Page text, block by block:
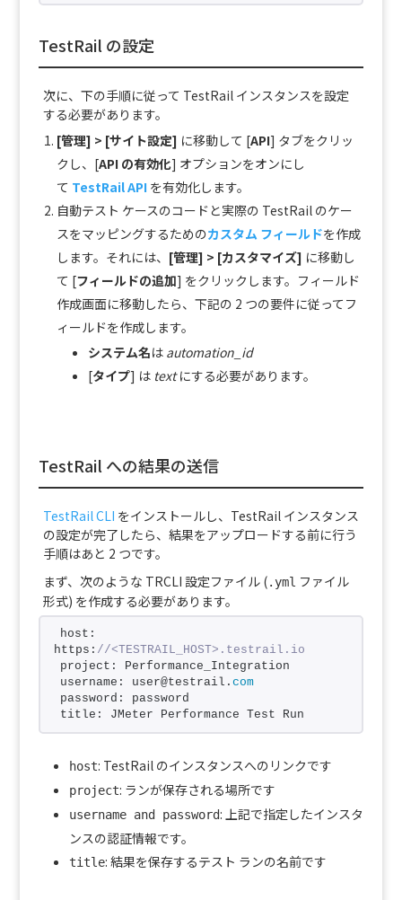
TestRail の設定
次に、下の手順に従って TestRail インスタンスを設定
する必要があります。
[管理] > [サイト設定] に移動して [API] タブをクリッ
クし、[API の有効化] オプションをオンにし
て TestRail API を有効化します。
自動テスト ケースのコードと実際の TestRail のケー
スをマッピングするためのカスタム フィールドを作成
します。それには、 [管理] > [カスタマイズ] に移動し
て [フィールドの追加] をクリックします。フィールド
作成画面に移動したら、下記の 2 つの要件に従ってフ
ィールドを作成します。
システム名は automation_id
[タイプ] は text にする必要があります。
TestRail への結果の送信
TestRail CLI をインストールし、TestRail インスタンス
の設定が完了したら、結果をアップロードする前に行う
手順はあと 2 つです。
まず、次のような TRCLI 設定ファイル (.yml ファイル
形式) を作成する必要があります。
host:
https: //<TESTRAIL_HOST>.testrail.io
project: Performance_Integration
username: user@testrail. com
password: password
title: JMeter Performance Test Run
host: TestRail のインスタンスへのリンクです
project: ランが保存される場所です
username and password: 上記で指定したインスタ
ンスの認証情報です。
title: 結果を保存するテスト ランの名前です